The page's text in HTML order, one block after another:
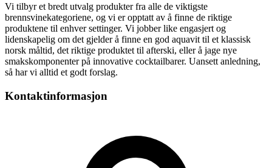
Vi tilbyr et bredt utvalg produkter fra alle de viktigste
brennsvinekategoriene, og vi er opptatt av å finne de riktige
produktene til enhver settinger. Vi jobber like engasjert og
lidenskapelig om det gjelder å finne en god aquavit til et klassisk
norsk måltid, det riktige produktet til afterski, eller å jage nye
smakskomponenter på innovative cocktailbarer. Uansett anledning,
så har vi alltid et godt forslag.
Kontaktinformasjon